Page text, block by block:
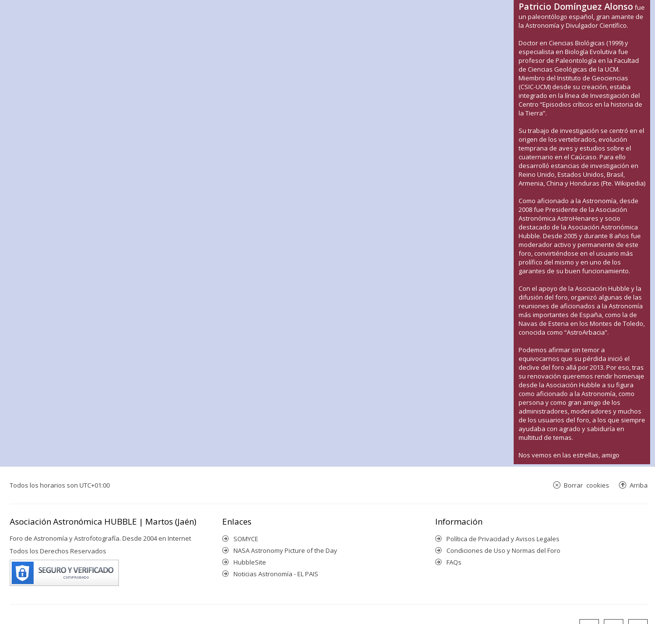
Patricio Domínguez Alonso fue
un paleontólogo español, gran amante de
la Astronomía y Divulgador Científico.
Doctor en Ciencias Biológicas (1999) y
especialista en Biología Evolutiva fue
profesor de Paleontología en la Facultad
de Ciencias Geológicas de la UCM.
Miembro del Instituto de Geociencias
(CSIC-UCM) desde su creación, estaba
integrado en la línea de Investigación del
Centro “Episodios críticos en la historia de
la Tierra”.
Su trabajo de investigación se centró en el
origen de los vertebrados, evolución
temprana de aves y estudios sobre el
cuaternario en el Caúcaso. Para ello
desarrolló estancias de investigación en
Reino Unido, Estados Unidos, Brasil,
Armenia, China y Honduras (Fte. Wikipedia)
Como aficionado a la Astronomía, desde
2008 fue Presidente de la Asociación
Astronómica AstroHenares y socio
destacado de la Asociación Astronómica
Hubble. Desde 2005 y durante 8 años fue
moderador activo y permanente de este
foro, convirtiéndose en el usuario más
prolífico del mismo y en uno de los
garantes de su buen funcionamiento.
Con el apoyo de la Asociación Hubble y la
difusión del foro, organizó algunas de las
reuniones de aficionados a la Astronomía
más importantes de España, como la de
Navas de Estena en los Montes de Toledo,
conocida como “AstroArbacia”.
Podemos afirmar sin temor a
equivocarnos que su pérdida inició el
declive del foro allá por 2013. Por eso, tras
su renovación queremos rendir homenaje
desde la Asociación Hubble a su figura
como aficionado a la Astronomía, como
persona y como gran amigo de los
administradores, moderadores y muchos
de los usuarios del foro, a los que siempre
ayudaba con agrado y sabiduría en
multitud de temas.
Nos vemos en las estrellas, amigo
Todos los horarios son UTC+01:00 Arriba
Borrar cookies
Asociación Astronómica HUBBLE | Martos (Jaén)
Foro de Astronomía y Astrofotografía. Desde 2004 en Internet
Todos los Derechos Reservados
Enlaces
SOMYCE
NASA Astronomy Picture of the Day
HubbleSite
Noticias Astronomía - EL PAIS
Información
Política de Privacidad y Avisos Legales
Condiciones de Uso y Normas del Foro
FAQs